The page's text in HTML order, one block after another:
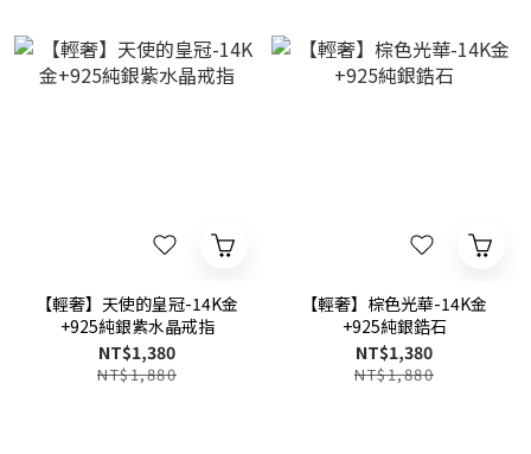
【輕奢】天使的皇冠-14K金
+925純銀紫水晶戒指
NT$1,380
NT$1,880
【輕奢】棕色光華-14K金
+925純銀鋯石
NT$1,380
NT$1,880